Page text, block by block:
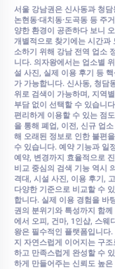
서울 강남권은 신사동과 청
논현동·대치동·도곡동 등 주
양한 환경이 공존하다 보니
개별적으로 찾기에는 시간과
소하기 위해 강남 전역 업소
니다. 의자왕에서는 업소별
설 사진, 실제 이용 후기 등
가 가능합니다. 신사동, 청담
위로 검색이 가능하며, 지역
부담 없이 선택할 수 있습니
편리하게 이용할 수 있는 점
을 통해 폐업, 이전, 신규 업
해 오래된 정보로 인한 불편
수 있습니다. 예약 기능과 일
예약, 변경까지 효율적으로
비교 중심의 검색 기능 역시
격대, 시설 사진, 이용 후기,
다양한 기준으로 비교할 수
합니다. 실제 이용 경험을 바
권의 분위기와 특성까지 함
에서 오피, 건마, 1인샵, 스웨
왕은 필수적인 플랫폼입니다
지 자연스럽게 이어지는 구
하고 만족스럽게 완성할 수
하게 만들어주는 신뢰도 높